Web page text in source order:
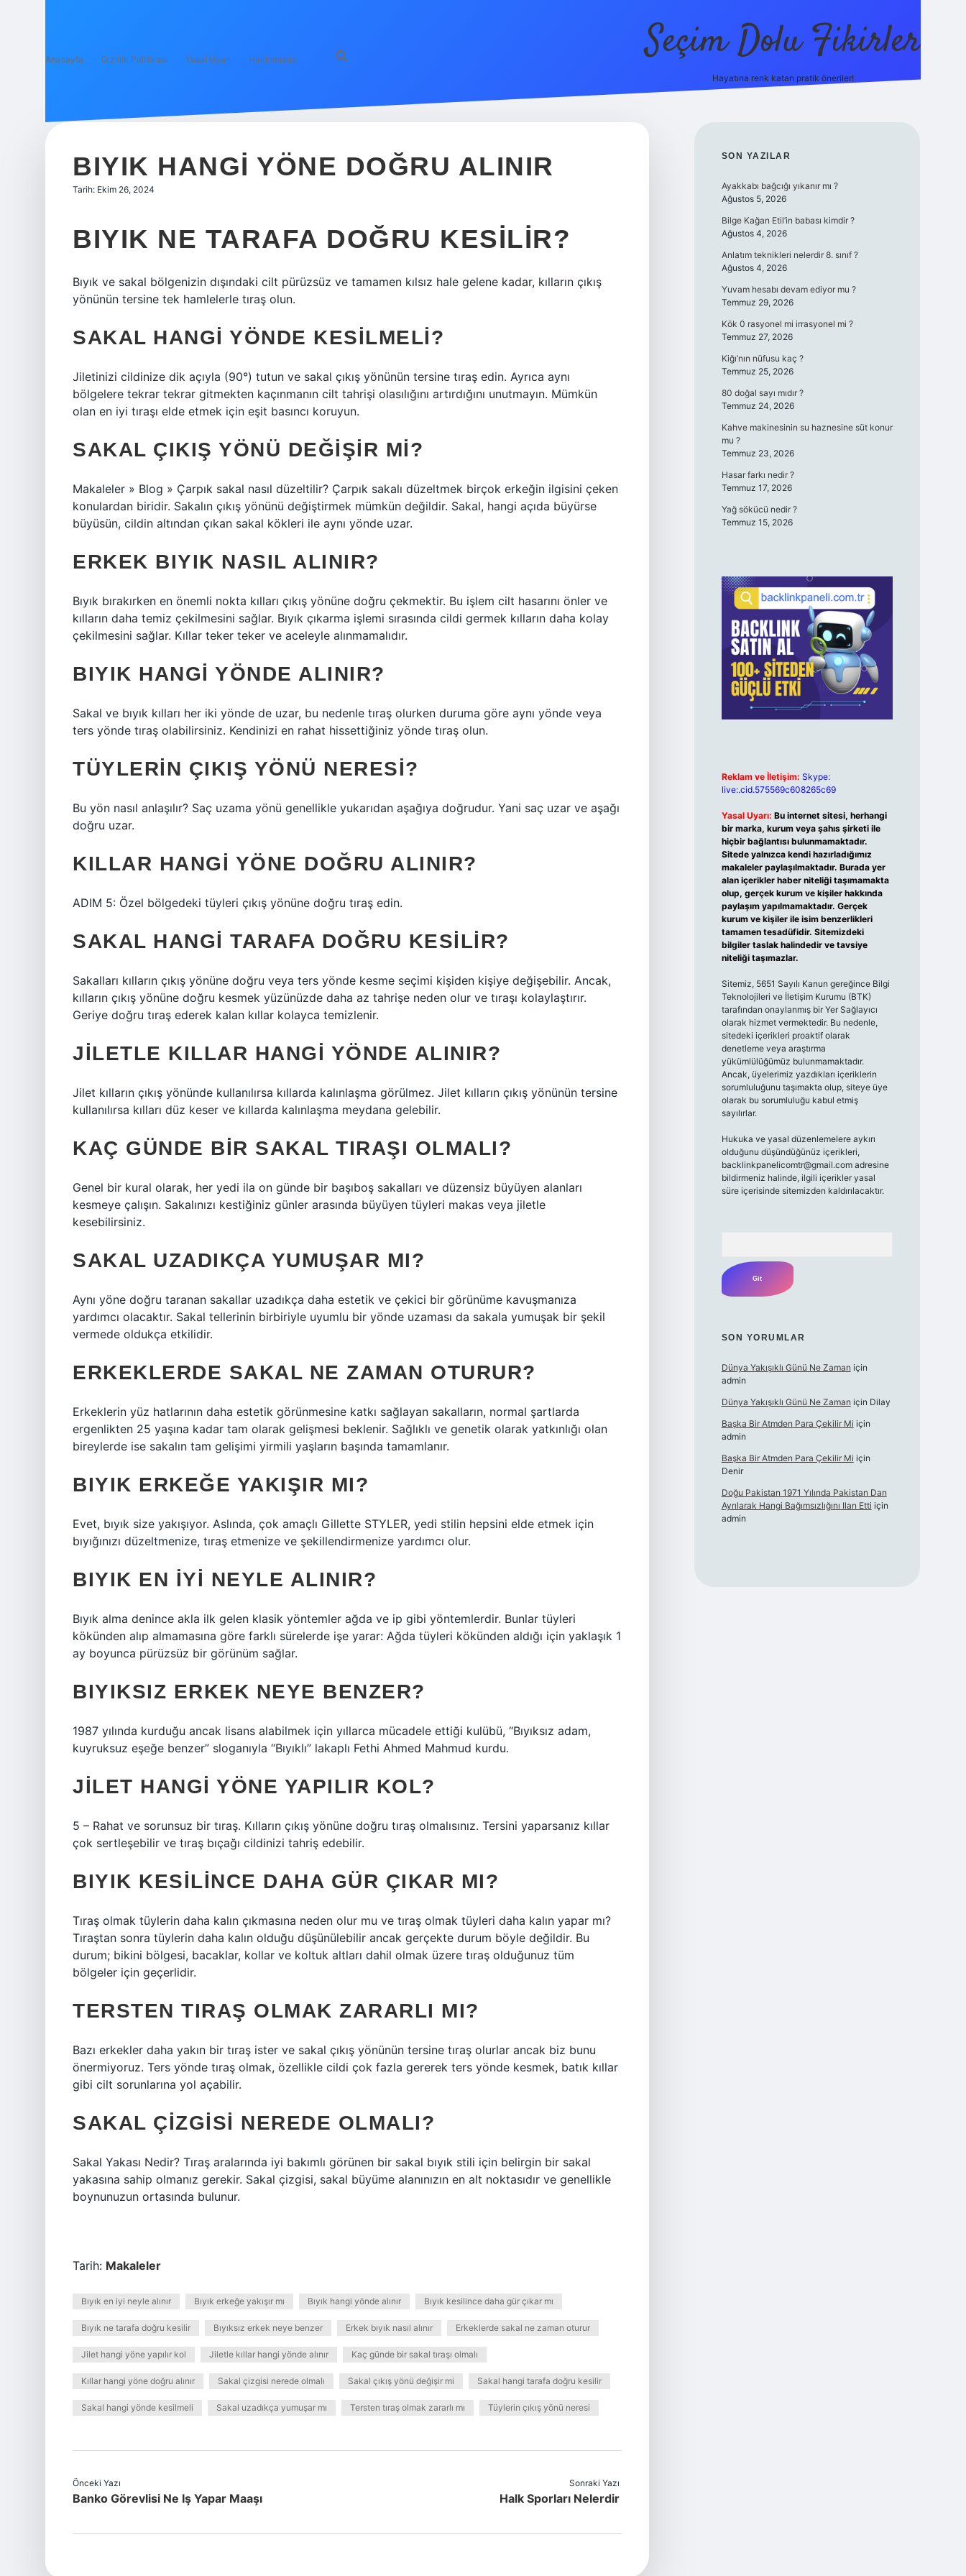
Anasayfa Gizlilik Politikası Yasal Uyarı Hakkımızda Seçim Dolu Fikirler
Hayatına renk katan pratik öneriler!
BIYIK HANGI YÖNE DOĞRU ALINIR
Tarih: Ekim 26, 2024
BIYIK NE TARAFA DOĞRU KESILIR?
Bıyık ve sakal bölgenizin dışındaki cilt pürüzsüz ve tamamen kılsız hale gelene kadar, kılların çıkış
yönünün tersine tek hamlelerle tıraş olun.
SAKAL HANGI YÖNDE KESILMELI?
Jiletinizi cildinize dik açıyla (90°) tutun ve sakal çıkış yönünün tersine tıraş edin. Ayrıca aynı
bölgelere tekrar tekrar gitmekten kaçınmanın cilt tahrişi olasılığını artırdığını unutmayın. Mümkün
olan en iyi tıraşı elde etmek için eşit basıncı koruyun.
SAKAL ÇIKIŞ YÖNÜ DEĞIŞIR MI?
Makaleler » Blog » Çarpık sakal nasıl düzeltilir? Çarpık sakalı düzeltmek birçok erkeğin ilgisini çeken
konulardan biridir. Sakalın çıkış yönünü değiştirmek mümkün değildir. Sakal, hangi açıda büyürse
büyüsün, cildin altından çıkan sakal kökleri ile aynı yönde uzar.
ERKEK BIYIK NASIL ALINIR?
Bıyık bırakırken en önemli nokta kılları çıkış yönüne doğru çekmektir. Bu işlem cilt hasarını önler ve
kılların daha temiz çekilmesini sağlar. Bıyık çıkarma işlemi sırasında cildi germek kılların daha kolay
çekilmesini sağlar. Kıllar teker teker ve aceleyle alınmamalıdır.
BIYIK HANGI YÖNDE ALINIR?
Sakal ve bıyık kılları her iki yönde de uzar, bu nedenle tıraş olurken duruma göre aynı yönde veya
ters yönde tıraş olabilirsiniz. Kendinizi en rahat hissettiğiniz yönde tıraş olun.
TÜYLERIN ÇIKIŞ YÖNÜ NERESI?
Bu yön nasıl anlaşılır? Saç uzama yönü genellikle yukarıdan aşağıya doğrudur. Yani saç uzar ve aşağı
doğru uzar.
KILLAR HANGI YÖNE DOĞRU ALINIR?
ADIM 5: Özel bölgedeki tüyleri çıkış yönüne doğru tıraş edin.
SAKAL HANGI TARAFA DOĞRU KESILIR?
Sakalları kılların çıkış yönüne doğru veya ters yönde kesme seçimi kişiden kişiye değişebilir. Ancak,
kılların çıkış yönüne doğru kesmek yüzünüzde daha az tahrişe neden olur ve tıraşı kolaylaştırır.
Geriye doğru tıraş ederek kalan kıllar kolayca temizlenir.
JILETLE KILLAR HANGI YÖNDE ALINIR?
Jilet kılların çıkış yönünde kullanılırsa kıllarda kalınlaşma görülmez. Jilet kılların çıkış yönünün tersine
kullanılırsa kılları düz keser ve kıllarda kalınlaşma meydana gelebilir.
KAÇ GÜNDE BIR SAKAL TIRAŞI OLMALI?
Genel bir kural olarak, her yedi ila on günde bir başıboş sakalları ve düzensiz büyüyen alanları
kesmeye çalışın. Sakalınızı kestiğiniz günler arasında büyüyen tüyleri makas veya jiletle
kesebilirsiniz.
SAKAL UZADIKÇA YUMUŞAR MI?
Aynı yöne doğru taranan sakallar uzadıkça daha estetik ve çekici bir görünüme kavuşmanıza
yardımcı olacaktır. Sakal tellerinin birbiriyle uyumlu bir yönde uzaması da sakala yumuşak bir şekil
vermede oldukça etkilidir.
ERKEKLERDE SAKAL NE ZAMAN OTURUR?
Erkeklerin yüz hatlarının daha estetik görünmesine katkı sağlayan sakalların, normal şartlarda
ergenlikten 25 yaşına kadar tam olarak gelişmesi beklenir. Sağlıklı ve genetik olarak yatkınlığı olan
bireylerde ise sakalın tam gelişimi yirmili yaşların başında tamamlanır.
BIYIK ERKEĞE YAKIŞIR MI?
Evet, bıyık size yakışıyor. Aslında, çok amaçlı Gillette STYLER, yedi stilin hepsini elde etmek için
bıyığınızı düzeltmenize, tıraş etmenize ve şekillendirmenize yardımcı olur.
BIYIK EN IYI NEYLE ALINIR?
Bıyık alma denince akla ilk gelen klasik yöntemler ağda ve ip gibi yöntemlerdir. Bunlar tüyleri
kökünden alıp almamasına göre farklı sürelerde işe yarar: Ağda tüyleri kökünden aldığı için yaklaşık 1
ay boyunca pürüzsüz bir görünüm sağlar.
BIYIKSIZ ERKEK NEYE BENZER?
1987 yılında kurduğu ancak lisans alabilmek için yıllarca mücadele ettiği kulübü, “Bıyıksız adam,
kuyruksuz eşeğe benzer” sloganıyla “Bıyıklı” lakaplı Fethi Ahmed Mahmud kurdu.
JILET HANGI YÖNE YAPILIR KOL?
5 – Rahat ve sorunsuz bir tıraş. Kılların çıkış yönüne doğru tıraş olmalısınız. Tersini yaparsanız kıllar
çok sertleşebilir ve tıraş bıçağı cildinizi tahriş edebilir.
BIYIK KESILINCE DAHA GÜR ÇIKAR MI?
Tıraş olmak tüylerin daha kalın çıkmasına neden olur mu ve tıraş olmak tüyleri daha kalın yapar mı?
Tıraştan sonra tüylerin daha kalın olduğu düşünülebilir ancak gerçekte durum böyle değildir. Bu
durum; bikini bölgesi, bacaklar, kollar ve koltuk altları dahil olmak üzere tıraş olduğunuz tüm
bölgeler için geçerlidir.
TERSTEN TIRAŞ OLMAK ZARARLI MI?
Bazı erkekler daha yakın bir tıraş ister ve sakal çıkış yönünün tersine tıraş olurlar ancak biz bunu
önermiyoruz. Ters yönde tıraş olmak, özellikle cildi çok fazla gererek ters yönde kesmek, batık kıllar
gibi cilt sorunlarına yol açabilir.
SAKAL ÇIZGISI NEREDE OLMALI?
Sakal Yakası Nedir? Tıraş aralarında iyi bakımlı görünen bir sakal bıyık stili için belirgin bir sakal
yakasına sahip olmanız gerekir. Sakal çizgisi, sakal büyüme alanınızın en alt noktasıdır ve genellikle
boynunuzun ortasında bulunur.
Tarih: Makaleler
Bıyık en iyi neyle alınır Bıyık erkeğe yakışır mı Bıyık hangi yönde alınır Bıyık kesilince daha gür çıkar mı
Bıyık ne tarafa doğru kesilir Bıyıksız erkek neye benzer Erkek bıyık nasıl alınır Erkeklerde sakal ne zaman oturur
Jilet hangi yöne yapılır kol Jiletle kıllar hangi yönde alınır Kaç günde bir sakal tıraşı olmalı
Kıllar hangi yöne doğru alınır Sakal çizgisi nerede olmalı Sakal çıkış yönü değişir mi Sakal hangi tarafa doğru kesilir
Sakal hangi yönde kesilmeli Sakal uzadıkça yumuşar mı Tersten tıraş olmak zararlı mı Tüylerin çıkış yönü neresi
Önceki Yazı
Banko Görevlisi Ne Iş Yapar Maaşı
Sonraki Yazı
Halk Sporları Nelerdir
SIDEBAR
SON YAZILAR
Ayakkabı bağcığı yıkanır mı ?
Ağustos 5, 2026
Bilge Kağan Etil’in babası kimdir ?
Ağustos 4, 2026
Anlatım teknikleri nelerdir 8. sınıf ?
Ağustos 4, 2026
Yuvam hesabı devam ediyor mu ?
Temmuz 29, 2026
Kök 0 rasyonel mi irrasyonel mi ?
Temmuz 27, 2026
Kiğı’nın nüfusu kaç ?
Temmuz 25, 2026
80 doğal sayı mıdır ?
Temmuz 24, 2026
Kahve makinesinin su haznesine süt konur
mu ?
Temmuz 23, 2026
Hasar farkı nedir ?
Temmuz 17, 2026
Yağ sökücü nedir ?
Temmuz 15, 2026
Reklam ve İletişim: Skype:
live:.cid.575569c608265c69
Yasal Uyarı: Bu internet sitesi, herhangi
bir marka, kurum veya şahıs şirketi ile
hiçbir bağlantısı bulunmamaktadır.
Sitede yalnızca kendi hazırladığımız
makaleler paylaşılmaktadır. Burada yer
alan içerikler haber niteliği taşımamakta
olup, gerçek kurum ve kişiler hakkında
paylaşım yapılmamaktadır. Gerçek
kurum ve kişiler ile isim benzerlikleri
tamamen tesadüfidir. Sitemizdeki
bilgiler taslak halindedir ve tavsiye
niteliği taşımazlar.
Sitemiz, 5651 Sayılı Kanun gereğince Bilgi
Teknolojileri ve İletişim Kurumu (BTK)
tarafından onaylanmış bir Yer Sağlayıcı
olarak hizmet vermektedir. Bu nedenle,
sitedeki içerikleri proaktif olarak
denetleme veya araştırma
yükümlülüğümüz bulunmamaktadır.
Ancak, üyelerimiz yazdıkları içeriklerin
sorumluluğunu taşımakta olup, siteye üye
olarak bu sorumluluğu kabul etmiş
sayılırlar.
Hukuka ve yasal düzenlemelere aykırı
olduğunu düşündüğünüz içerikleri,
backlinkpanelicomtr@gmail.comadresine
bildirmeniz halinde, ilgili içerikler yasal
süre içerisinde sitemizden kaldırılacaktır.
SON YORUMLAR
Dünya Yakışıklı Günü Ne Zaman için
admin
Dünya Yakışıklı Günü Ne Zaman için Dilay
Başka Bir Atmden Para Çekilir Mi için
admin
Başka Bir Atmden Para Çekilir Mi için
Denir
Doğu Pakistan 1971 Yılında Pakistan Dan
Ayrılarak Hangi Bağımsızlığını Ilan Etti için
admin